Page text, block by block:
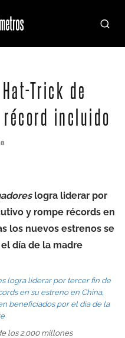
Trick de
incluido
logra liderar por
y rompe récords en
los nuevos estrenos se
día de la madre
los 2.000 millones